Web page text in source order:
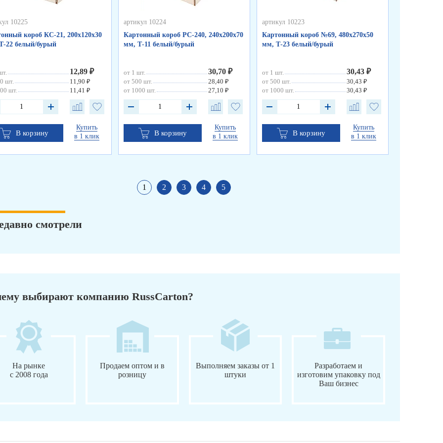
10225
короб КС-21, 200х120х30
22 белый/бурый
12,89 ₽
шт.
11,90 ₽
шт.
11,41 ₽
В корзину
Купить
в 1 клик
артикул 10224
Картонный короб РС-240, 240х200х70
мм, Т-11 белый/бурый
от 1 шт. 30,70 ₽
от 500 шт.
28,40 ₽
от 1000 шт.
27,10 ₽
В корзину
Купить
в 1 клик
артикул 10223
Картонный короб №69, 480х270х50
мм, Т-23 белый/бурый
от 1 шт. 30,43 ₽
от 500 шт.
30,43 ₽
от 1000 шт.
30,43 ₽
В корзину
Купить
в 1 клик
1 2 3 4 5
смотрели
выбирают компанию RussCarton?
На рынке
с 2008 года
Продаем оптом и в
розницу
Выполняем заказы от 1
штуки
Разработаем и
изготовим упаковку под
Ваш бизнес